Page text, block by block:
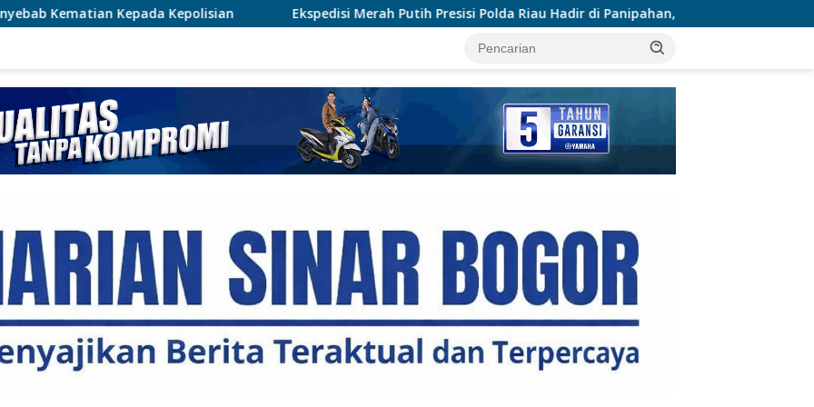
Ekspedisi Merah Putih Presisi Polda Riau Hadir di Panipahan, Salurkan Bantuan dan Layanan Kesehatan